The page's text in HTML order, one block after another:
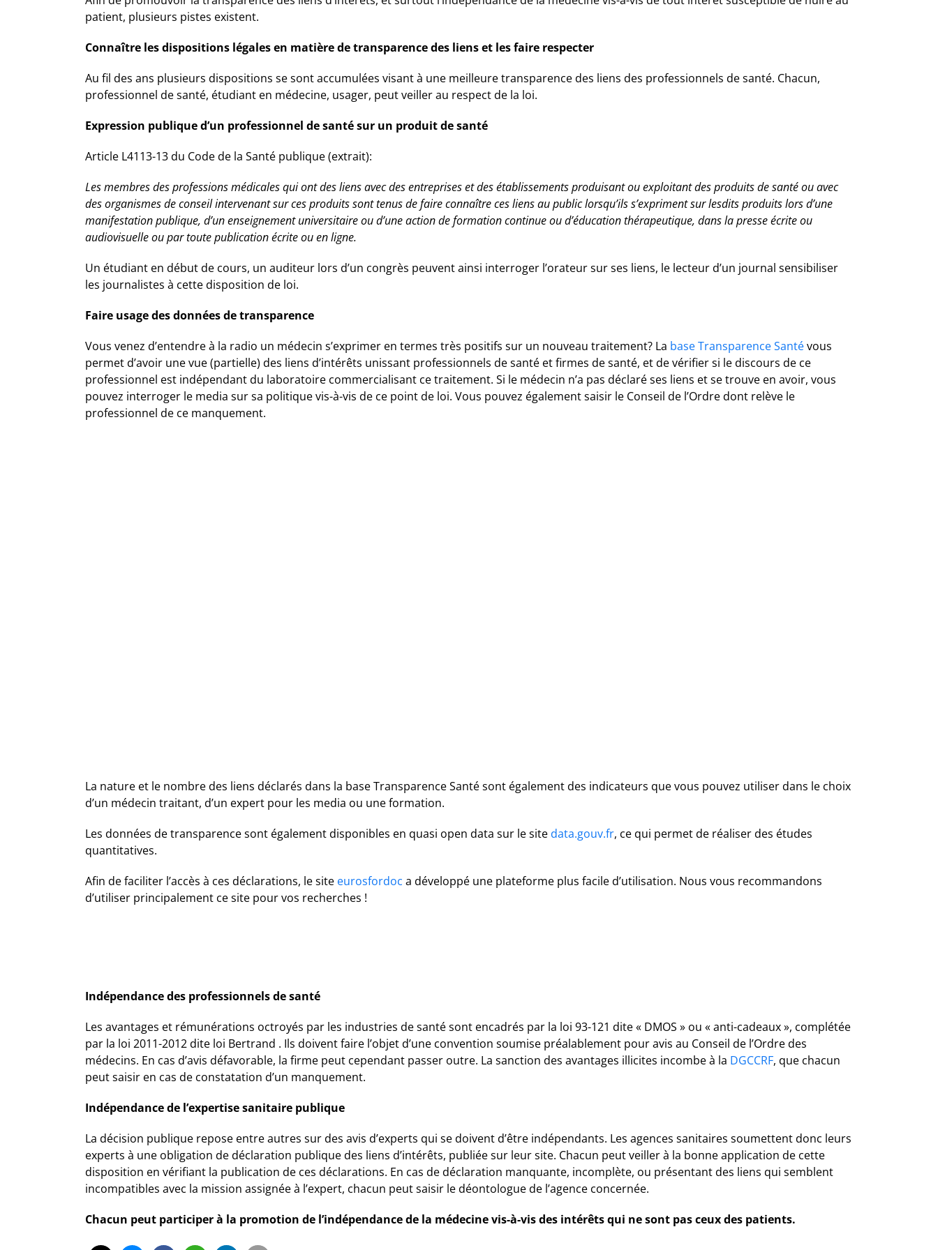
patient, plusieurs pistes existent.
Connaître les dispositions légales en matière de transparence des liens et les faire respecter
Au fil des ans plusieurs dispositions se sont accumulées visant à une meilleure transparence des liens des professionnels de santé. Chacun,
professionnel de santé, étudiant en médecine, usager, peut veiller au respect de la loi.
Expression publique d’un professionnel de santé sur un produit de santé
Article L4113-13 du Code de la Santé publique (extrait):
Les membres des professions médicales qui ont des liens avec des entreprises et des établissements produisant ou exploitant des produits de santé ou avec
des organismes de conseil intervenant sur ces produits sont tenus de faire connaître ces liens au public lorsqu’ils s’expriment sur lesdits produits lors d’une
manifestation publique, d’un enseignement universitaire ou d’une action de formation continue ou d’éducation thérapeutique, dans la presse écrite ou
audiovisuelle ou par toute publication écrite ou en ligne.
Un étudiant en début de cours, un auditeur lors d’un congrès peuvent ainsi interroger l’orateur sur ses liens, le lecteur d’un journal sensibiliser
les journalistes à cette disposition de loi.
Faire usage des données de transparence
Vous venez d’entendre à la radio un médecin s’exprimer en termes très positifs sur un nouveau traitement? La base Transparence Santévous
permet d’avoir une vue (partielle) des liens d’intérêts unissant professionnels de santé et firmes de santé, et de vérifier si le discours de ce
professionnel est indépendant du laboratoire commercialisant ce traitement. Si le médecin n’a pas déclaré ses liens et se trouve en avoir, vous
pouvez interroger le media sur sa politique vis-à-vis de ce point de loi. Vous pouvez également saisir le Conseil de l’Ordre dont relève le
professionnel de ce manquement.
La nature et le nombre des liens déclarés dans la base Transparence Santé sont également des indicateurs que vous pouvez utiliser dans le choix
d’un médecin traitant, d’un expert pour les media ou une formation.
Les données de transparence sont également disponibles en quasi open data sur le site data.gouv.fr, ce qui permet de réaliser des études
quantitatives.
Afin de faciliter l’accès à ces déclarations, le site eurosfordoc a développé une plateforme plus facile d’utilisation. Nous vous recommandons
d’utiliser principalement ce site pour vos recherches !
Indépendance des professionnels de santé
Les avantages et rémunérations octroyés par les industries de santé sont encadrés par la loi 93-121 dite « DMOS » ou « anti-cadeaux », complétée
par la loi 2011-2012 dite loi Bertrand . Ils doivent faire l’objet d’une convention soumise préalablement pour avis au Conseil de l’Ordre des
médecins. En cas d’avis défavorable, la firme peut cependant passer outre. La sanction des avantages illicites incombe à la DGCCRF, que chacun
peut saisir en cas de constatation d’un manquement.
Indépendance de l’expertise sanitaire publique
La décision publique repose entre autres sur des avis d’experts qui se doivent d’être indépendants. Les agences sanitaires soumettent donc leurs
experts à une obligation de déclaration publique des liens d’intérêts, publiée sur leur site. Chacun peut veiller à la bonne application de cette
disposition en vérifiant la publication de ces déclarations. En cas de déclaration manquante, incomplète, ou présentant des liens qui semblent
incompatibles avec la mission assignée à l’expert, chacun peut saisir le déontologue de l’agence concernée.
Chacun peut participer à la promotion de l’indépendance de la médecine vis-à-vis des intérêts qui ne sont pas ceux des patients.